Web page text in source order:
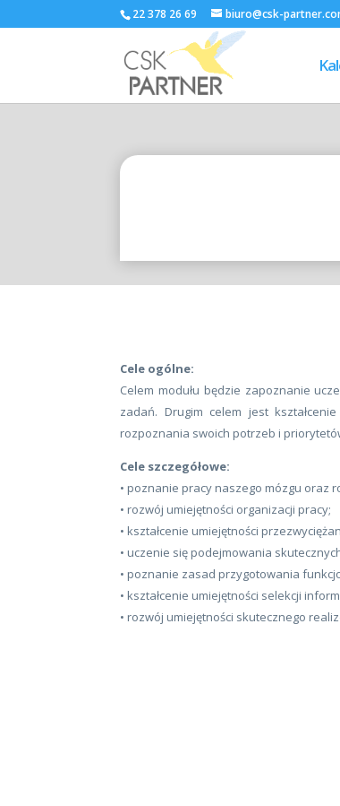
22 378 26 69 biuro@csk-
Cele ogólne:
Celem modułu będzie zapoznanie
zadań. Drugim celem jest
rozpoznania swoich potrzeb i
Cele szczegółowe:
• poznanie pracy naszego mózgu oraz
• rozwój umiejętności organizacji pracy;
• kształcenie umiejętności
• uczenie się podejmowania
• poznanie zasad przygotowania
• kształcenie umiejętności selekcji
• rozwój umiejętności skutecznego